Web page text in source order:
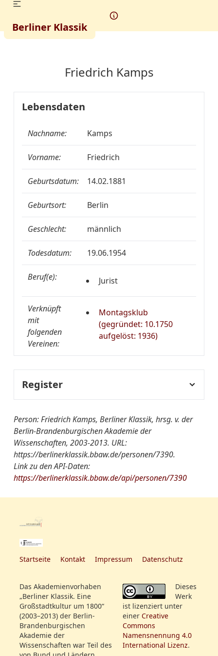
Berliner Klassik
Friedrich Kamps
Lebensdaten
Nachname: Kamps
Vorname: Friedrich
Geburtsdatum: 14.02.1881
Geburtsort: Berlin
Geschlecht: männlich
Todesdatum: 19.06.1954
Beruf(e): Jurist
Verknüpft
mit
folgenden
Vereinen:
Montagsklub
(gegründet: 10.1750
aufgelöst: 1936)
Register
Rechtswissenschaften
Gruppen/Vereinigungen-
Register:
Montagsclub
Person: Friedrich Kamps, Berliner Klassik, hrsg. v. der
Berlin-Brandenburgischen Akademie der
Wissenschaften, 2003-2013. URL:
https://berlinerklassik.bbaw.de/personen/7390.
Link zu den API-Daten:
https://berlinerklassik.bbaw.de/api/personen/7390
Startseite Kontakt Impressum Datenschutz
Das Akademienvorhaben
„Berliner Klassik. Eine
Großstadtkultur um 1800“
(2003–2013) der Berlin-
Brandenburgischen
Akademie der
Wissenschaften war Teil des
Dieses
Werk
ist lizenziert unter
einer Creative
Commons
Namensnennung 4.0
International Lizenz.